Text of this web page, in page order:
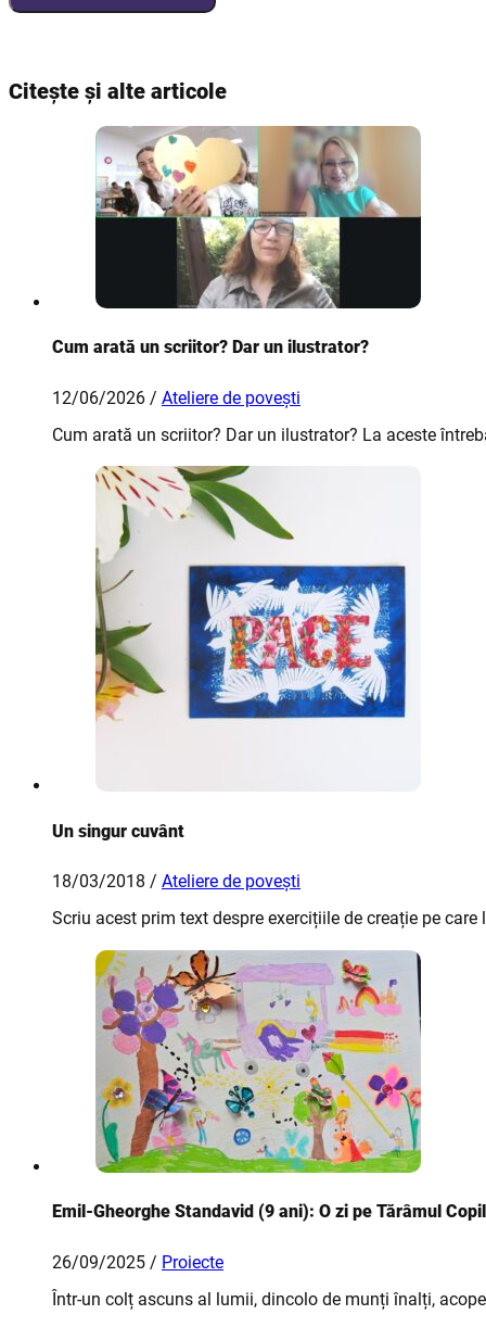
Citește și alte articole
Cum arată un scriitor? Dar un ilustrator?
12/06/2026 / Ateliere de povești
Cum arată un scriitor? Dar un ilustrator? La aceste
Un singur cuvânt
18/03/2018 / Ateliere de povești
Scriu acest prim text despre exercițiile de creație pe
Emil-Gheorghe Standavid (9 ani): O zi pe Tărâmul
26/09/2025 / Proiecte
Într-un colț ascuns al lumii, dincolo de munți înalți,